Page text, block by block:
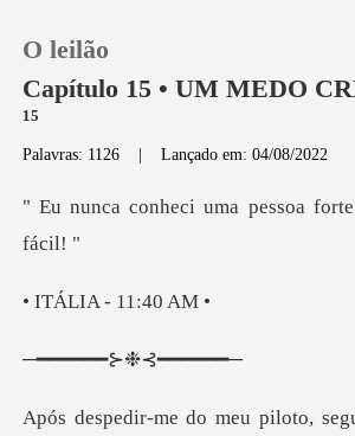
Loja
Histórico
O leilão
Capítulo 15 • UM MEDO
¹⁵
Palavras: 1126 |Lançado em: 04/08/2022
uma pessoa
A - 11:
━━⊱❉⊰